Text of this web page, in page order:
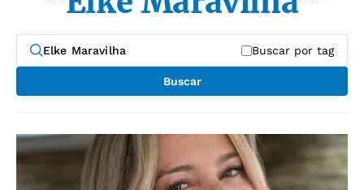
Buscar por tag
Buscar